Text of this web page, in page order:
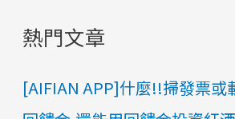
熱門文章
[AIFIAN APP]什麼!!掃發票或